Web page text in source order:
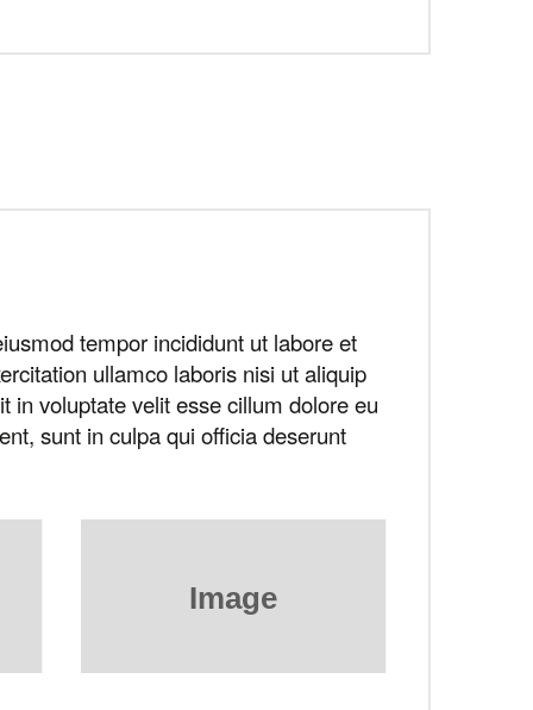
tempor incididunt ut labore et
ullamco laboris nisi ut aliquip
in voluptate velit esse cillum dolore eu
sunt in culpa qui officia deserunt